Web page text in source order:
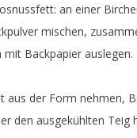
an einer
mischen,
mit Backpapier
aus der Form nehmen,
den ausgekühlten Teig